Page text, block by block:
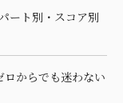
ート別・スコア別
からでも迷わない